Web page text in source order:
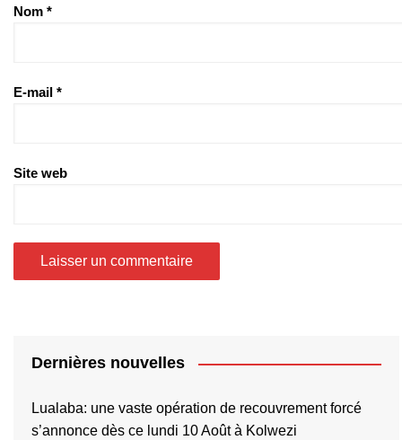
Nom *
E-mail *
Site web
Dernières nouvelles
Lualaba: une vaste opération de recouvrement forcé
s’annonce dès ce lundi 10 Août à Kolwezi